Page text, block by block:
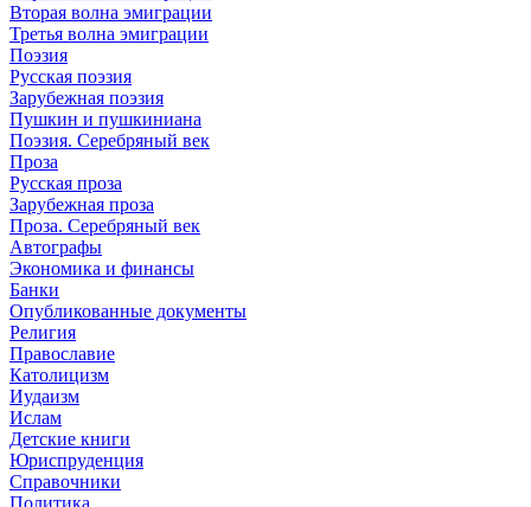
Вторая волна эмиграции
Третья волна эмиграции
Поэзия
Русская поэзия
Зарубежная поэзия
Пушкин и пушкиниана
Поэзия. Серебряный век
Проза
Русская проза
Зарубежная проза
Проза. Серебряный век
Автографы
Экономика и финансы
Банки
Опубликованные документы
Религия
Православие
Католицизм
Иудаизм
Ислам
Детские книги
Юриспруденция
Справочники